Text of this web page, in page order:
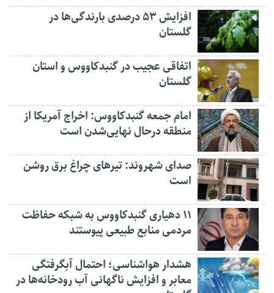
افزایش ۵۳ درصدی بارندگی‌ها در
گلستان
اتفاقی عجیب در‌ گنبدکاووس و استان
گلستان
امام جمعه گنبدکاووس: اخراج آمریکا از
منطقه درحال نهایی‌شدن است
صدای شهروند: تیرهای چراغ برق روشن
است
۱۱ دهیاری گنبدکاووس به شبکه حفاظت
مردمی منابع طبیعی پیوستند
هشدار هواشناسی؛ احتمال آبگرفتگی
معابر و افزایش ناگهانی آب رودخانه‌ها در